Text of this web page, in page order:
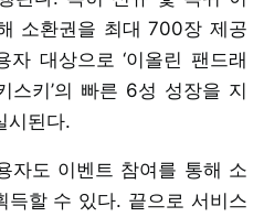
소환권을 최대 700장 제공
대상으로 ‘이올린 팬드래
스키’의 빠른 6성 성장을 지
시된다.
자도 이벤트 참여를 통해 소
할 수 있다. 끝으로 서비스